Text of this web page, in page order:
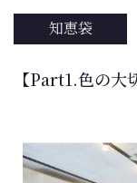
知恵袋
【Part1.色の大